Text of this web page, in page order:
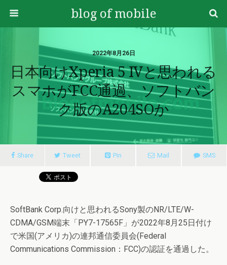
blog of mobile
2022年8月26日
日本向けXperia 5 IVと思われる
スマホがFCC通過、ソフトバン
ク版のA204SOか
Share Tweet Pin Mail SMS
SoftBank Corp.向けと思われるSony製のNR/LTE/W-
CDMA/GSM端末「PY7-17565F」が2022年8月25日付け
で米国(アメリカ)の連邦通信委員会(Federal
Communications Commission：FCC)の認証を通過した。